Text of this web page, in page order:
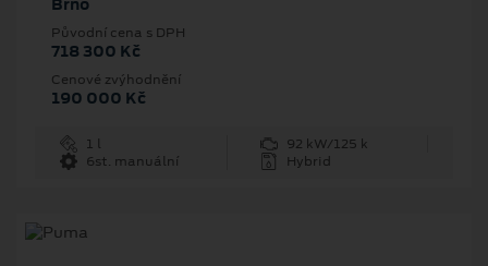
Původní cena s DPH
718 300 Kč
Cenové zvýhodnění
190 000 Kč
1 l
92 kW/125 k
6st. manuální
Hybrid